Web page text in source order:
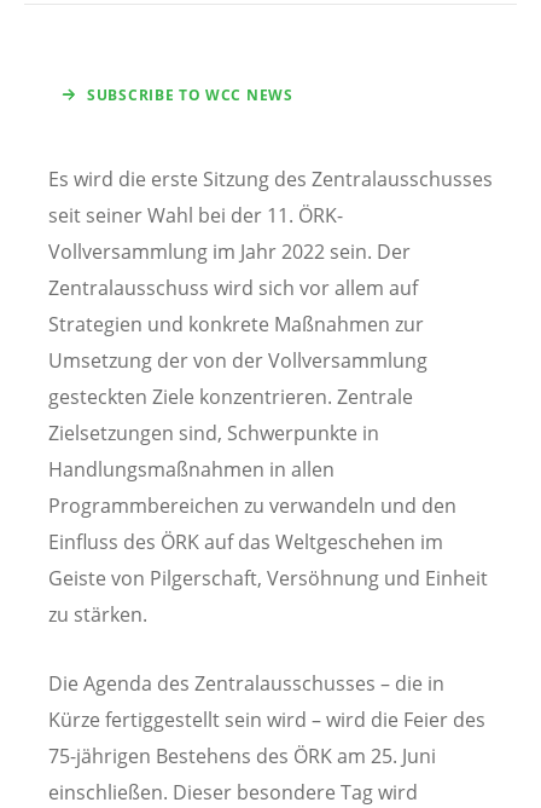
SUBSCRIBE TO WCC NEWS
Es wird die erste Sitzung des Zentralausschusses
seit seiner Wahl bei der 11. ÖRK-
Vollversammlung im Jahr 2022 sein. Der
Zentralausschuss wird sich vor allem auf
Strategien und konkrete Maßnahmen zur
Umsetzung der von der Vollversammlung
gesteckten Ziele konzentrieren. Zentrale
Zielsetzungen sind, Schwerpunkte in
Handlungsmaßnahmen in allen
Programmbereichen zu verwandeln und den
Einfluss des ÖRK auf das Weltgeschehen im
Geiste von Pilgerschaft, Versöhnung und Einheit
zu stärken.
Die Agenda des Zentralausschusses – die in
Kürze fertiggestellt sein wird – wird die Feier des
75-jährigen Bestehens des ÖRK am 25. Juni
einschließen. Dieser besondere Tag wird